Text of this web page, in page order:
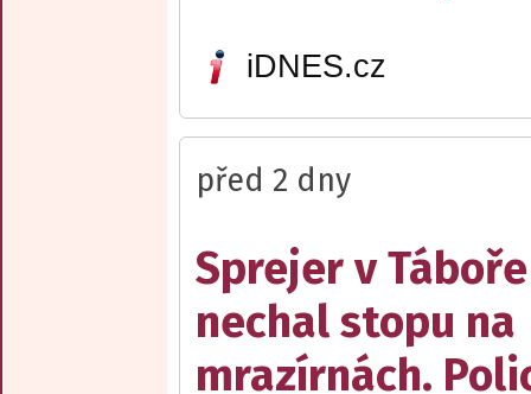
iDNES.cz
před 2 dny
Sprejer v Táboře
nechal stopu na
mrazírnách.